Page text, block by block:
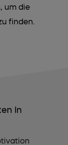
um die
finden.
in